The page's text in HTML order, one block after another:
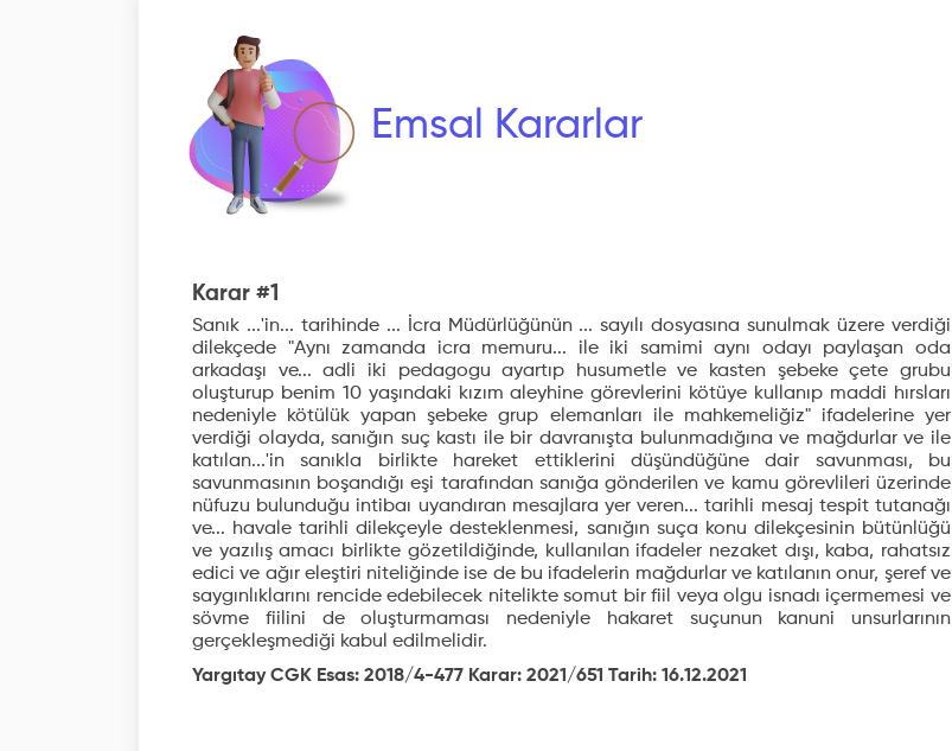
Emsal Kararlar
Karar #1
Sanık ...'in... tarihinde ... İcra Müdürlüğünün ... sayılı dosyasına sunulmak üzere verdiği
dilekçede "Aynı zamanda icra memuru... ile iki samimi aynı odayı paylaşan oda
arkadaşı ve... adli iki pedagogu ayartıp husumetle ve kasten şebeke çete grubu
oluşturup benim 10 yaşındaki kızım aleyhine görevlerini kötüye kullanıp maddi hırsları
nedeniyle kötülük yapan şebeke grup elemanları ile mahkemeliğiz" ifadelerine yer
verdiği olayda, sanığın suç kastı ile bir davranışta bulunmadığına ve mağdurlar ve ile
katılan...'in sanıkla birlikte hareket ettiklerini düşündüğüne dair savunması, bu
savunmasının boşandığı eşi tarafından sanığa gönderilen ve kamu görevlileri üzerinde
nüfuzu bulunduğu intibaı uyandıran mesajlara yer veren... tarihli mesaj tespit tutanağı
ve... havale tarihli dilekçeyle desteklenmesi, sanığın suça konu dilekçesinin bütünlüğü
ve yazılış amacı birlikte gözetildiğinde, kullanılan ifadeler nezaket dışı, kaba, rahatsız
edici ve ağır eleştiri niteliğinde ise de bu ifadelerin mağdurlar ve katılanın onur, şeref ve
saygınlıklarını rencide edebilecek nitelikte somut bir fiil veya olgu isnadı içermemesi ve
sövme fiilini de oluşturmaması nedeniyle hakaret suçunun kanuni unsurlarının
gerçekleşmediği kabul edilmelidir.
Yargıtay CGK Esas: 2018/4-477 Karar: 2021/651 Tarih: 16.12.2021